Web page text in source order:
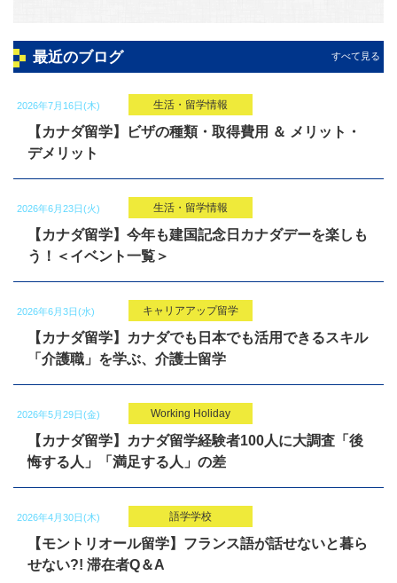
最近のブログ
2026年7月16日(木) 生活・留学情報
【カナダ留学】ビザの種類・取得費用 ＆ メリット・
デメリット
2026年6月23日(火) 生活・留学情報
【カナダ留学】今年も建国記念日カナダデーを楽しも
う！＜イベント一覧＞
2026年6月3日(水) キャリアアップ留学
【カナダ留学】カナダでも日本でも活用できるスキル
「介護職」を学ぶ、介護士留学
2026年5月29日(金) Working Holiday
【カナダ留学】カナダ留学経験者100人に大調査「後
悔する人」「満足する人」の差
2026年4月30日(木) 語学学校
【モントリオール留学】フランス語が話せないと暮ら
せない?! 滞在者Q＆A
すべて見る